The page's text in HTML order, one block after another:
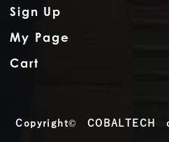
Sign Up
My Page
Cart
Copyright©